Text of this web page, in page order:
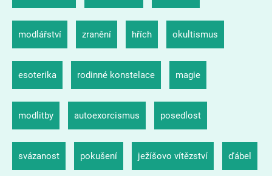
modlářství zranění hřích okultismus
esoterika rodinné konstelace magie
modlitby autoexorcismus posedlost
svázanost pokušení ježíšovo vítězství ďábel